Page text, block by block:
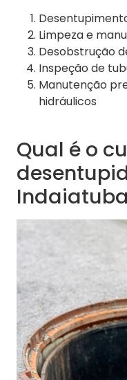
Limpeza e
Desobstrução
Inspeção de
Manutenção
hidráulicos
Qual é o